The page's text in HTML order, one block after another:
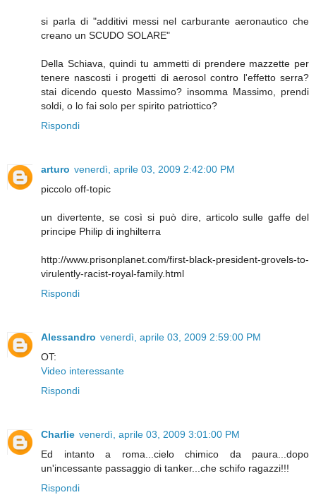
si parla di "additivi messi nel carburante aeronautico che
creano un SCUDO SOLARE"
Della Schiava, quindi tu ammetti di prendere mazzette per
tenere nascosti i progetti di aerosol contro l'effetto serra?
stai dicendo questo Massimo? insomma Massimo, prendi
soldi, o lo fai solo per spirito patriottico?
Rispondi
arturo venerdì, aprile 03, 2009 2:42:00 PM
piccolo off-topic
un divertente, se così si può dire, articolo sulle gaffe del
principe Philip di inghilterra
http://www.prisonplanet.com/first-black-president-grovels-to-
virulently-racist-royal-family.html
Rispondi
Alessandro venerdì, aprile 03, 2009 2:59:00 PM
OT:
Video interessante
Rispondi
Charlie venerdì, aprile 03, 2009 3:01:00 PM
Ed intanto a roma...cielo chimico da paura...dopo
un'incessante passaggio di tanker...che schifo ragazzi!!!
Rispondi